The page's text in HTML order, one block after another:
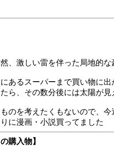
、激しい雷を伴った局地的な
あるスーパーまで買い物に出
ら、その数分後には太陽が見
のを考えたくもないので、今
に漫画・小説買ってました
購入物】